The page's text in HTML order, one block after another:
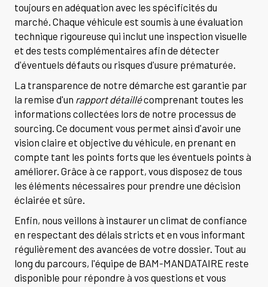
toujours en adéquation avec les spécificités du
marché. Chaque véhicule est soumis à une évaluation
technique rigoureuse qui inclut une inspection visuelle
et des tests complémentaires afin de détecter
d'éventuels défauts ou risques d'usure prématurée.
La transparence de notre démarche est garantie par
la remise d'un rapport détaillécomprenant toutes les
informations collectées lors de notre processus de
sourcing. Ce document vous permet ainsi d'avoir une
vision claire et objective du véhicule, en prenant en
compte tant les points forts que les éventuels points à
améliorer. Grâce à ce rapport, vous disposez de tous
les éléments nécessaires pour prendre une décision
éclairée et sûre.
Enfin, nous veillons à instaurer un climat de confiance
en respectant des délais stricts et en vous informant
régulièrement des avancées de votre dossier. Tout au
long du parcours, l'équipe de BAM-MANDATAIRE reste
disponible pour répondre à vos questions et vous